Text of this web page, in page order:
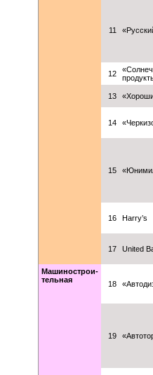
11
12
13
14
15
16 Harry’s
17 United
Машинострои-
тельная
18
19